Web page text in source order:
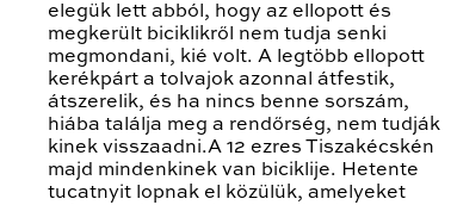
elegük lett abból, hogy az ellopott és
megkerült biciklikről nem tudja senki
megmondani, kié volt. A legtöbb ellopott
kerékpárt a tolvajok azonnal átfestik,
átszerelik, és ha nincs benne sorszám,
hiába találja meg a rendőrség, nem tudják
kinek visszaadni.A 12 ezres Tiszakécskén
majd mindenkinek van biciklije. Hetente
tucatnyit lopnak el közülük, amelyeket